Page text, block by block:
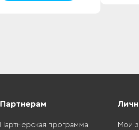
Партнерам
Партнерская программа
Мои